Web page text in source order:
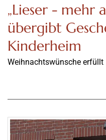
„Lieser - mehr
übergibt
Kinderheim
Weihnachtswünsche erfüllt